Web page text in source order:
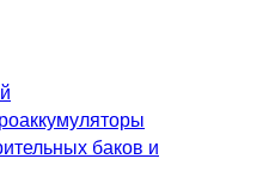
баков и